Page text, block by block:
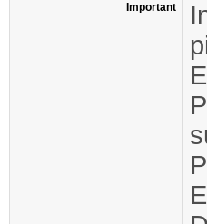
Important